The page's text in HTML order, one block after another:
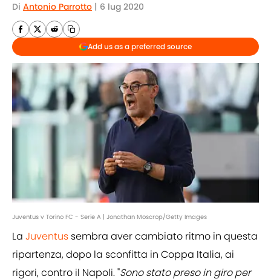
Di Antonio Parrotto | 6 lug 2020
Add us as a preferred source
Juventus v Torino FC - Serie A | Jonathan Moscrop/Getty Images
La Juventus sembra aver cambiato ritmo in questa
ripartenza, dopo la sconfitta in Coppa Italia, ai
rigori, contro il Napoli. "Sono stato preso in giro per